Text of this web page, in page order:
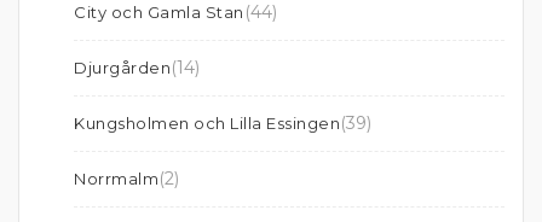
City och Gamla Stan (44)
Djurgården(14)
Kungsholmen och Lilla Essingen(39)
Norrmalm(2)